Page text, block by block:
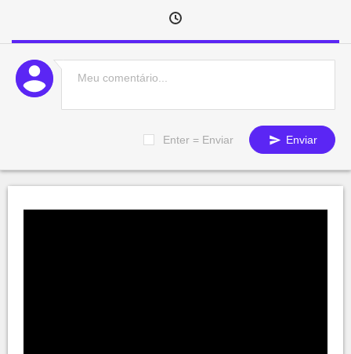
Enter = Enviar Enviar